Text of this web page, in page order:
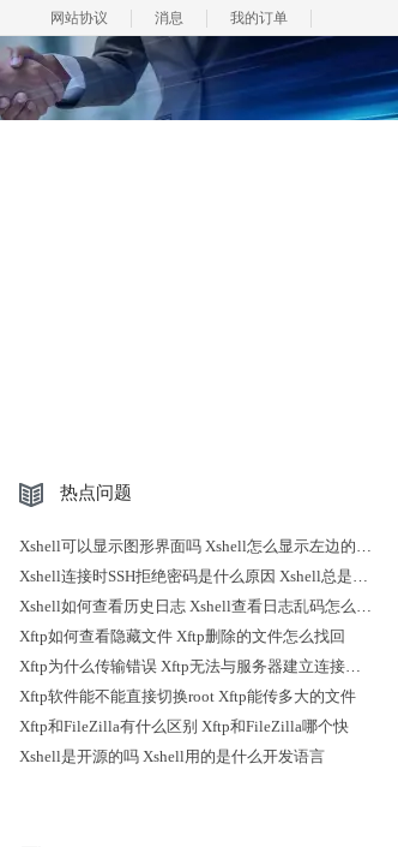
网站协议 消息 我的订单
热点问题
Xshell可以显示图形界面吗 Xshell怎么显示左边的会话
Xshell连接时SSH拒绝密码是什么原因 Xshell总是断开连接怎么办
Xshell如何查看历史日志 Xshell查看日志乱码怎么解决
Xftp如何查看隐藏文件 Xftp删除的文件怎么找回
Xftp为什么传输错误 Xftp无法与服务器建立连接怎么解决
Xftp软件能不能直接切换root Xftp能传多大的文件
Xftp和FileZilla有什么区别 Xftp和FileZilla哪个快
Xshell是开源的吗 Xshell用的是什么开发语言